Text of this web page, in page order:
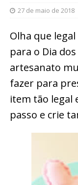
27 de maio de 2018
Olha que
para o Dia
artesanato
fazer para
item tão legal
passo e crie